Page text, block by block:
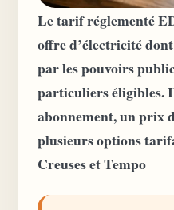
Le tarif réglementé
offre d’électricité
par les pouvoirs
particuliers éligibles.
abonnement, un prix
plusieurs options
Creuses et Tempo